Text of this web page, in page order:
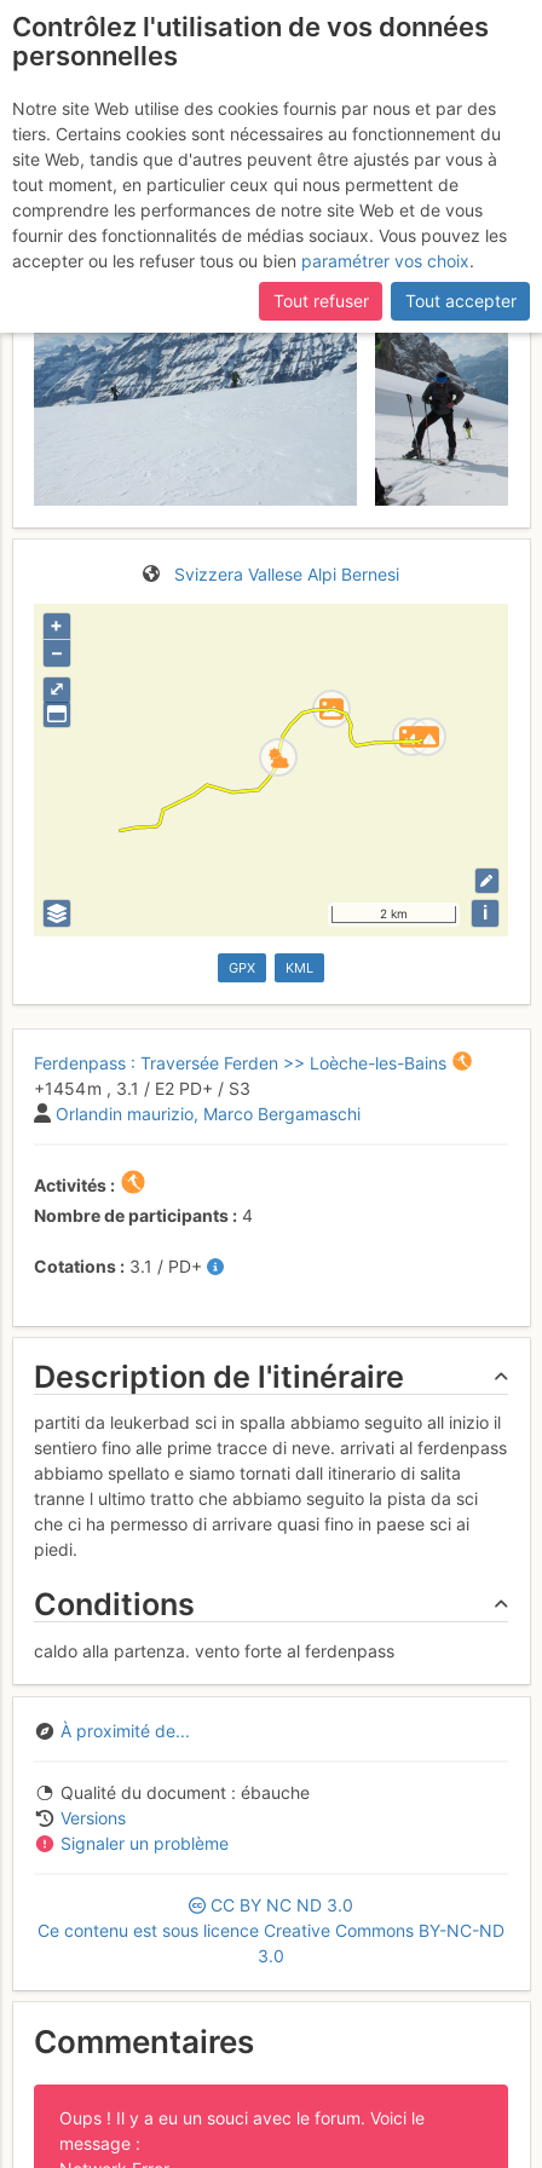
Ferdenpass : Traversée
Ferden >> Loèche-les-
Bains
Samedi 25 mars 2017
Svizzera Vallese Alpi Bernesi
⤢
+
–
2 km i
GPX KML
Ferdenpass : Traversée Ferden >> Loèche-les-Bains
+1454 m , 3.1 / E2 PD+ / S3
Orlandin maurizio Marco Bergamaschi
Activités
Nombre de participants
4
Cotations 3.1 / PD+
Description de l'itinéraire
partiti da leukerbad sci in spalla abbiamo seguito all inizio il
sentiero fino alle prime tracce di neve. arrivati al ferdenpass
abbiamo spellato e siamo tornati dall itinerario di salita
tranne l ultimo tratto che abbiamo seguito la pista da sci
che ci ha permesso di arrivare quasi fino in paese sci ai
piedi.
Conditions
caldo alla partenza. vento forte al ferdenpass
À proximité de...
Qualité du document
ébauche
Versions
Signaler un problème
CC BY NC ND 3.0
Ce contenu est sous licence Creative Commons BY-NC-ND
3.0
Commentaires
Oups ! Il y a eu un souci avec le forum. Voici le
message :
Contrôlez l'utilisation de vos données
personnelles
Notre site Web utilise des cookies fournis par nous et par des
tiers. Certains cookies sont nécessaires au fonctionnement du
site Web, tandis que d'autres peuvent être ajustés par vous à
tout moment, en particulier ceux qui nous permettent de
comprendre les performances de notre site Web et de vous
fournir des fonctionnalités de médias sociaux. Vous pouvez les
accepter ou les refuser tous ou bien paramétrer vos choix.
Tout refuser
Tout accepter